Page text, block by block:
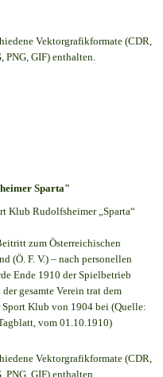
Vektorgrafikformate (CDR,
PNG, GIF) enthalten.
Sparta"
Klub Rudolfsheimer „Sparta“
zum Österreichischen
(Ö. F. V.) – nach personellen
Ende 1910 der Spielbetrieb
gesamte Verein trat dem
Klub von 1904 bei (Quelle:
vom 01.10.1910)
Vektorgrafikformate (CDR,
PNG, GIF) enthalten.